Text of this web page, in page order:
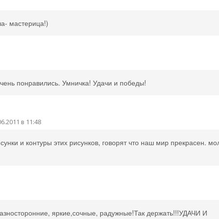
мастерица!)
понравились. Умничка! Удачи и победы!
в 11:48
и контуры этих рисунков, говорят что наш мир прекрасен.
яркие,сочные, радужные!Так держать!!!УДАЧИ И